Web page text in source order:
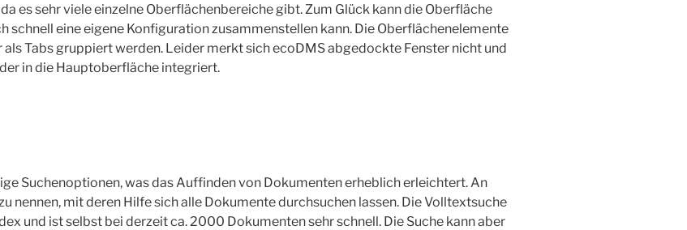
es sehr viele einzelne Oberflächenbereiche gibt. Zum Glück kann die Oberfläche
schnell eine eigene Konfiguration zusammenstellen kann. Die Oberflächenelemente
Tabs gruppiert werden. Leider merkt sich ecoDMS abgedockte Fenster nicht und
in die Hauptoberfläche integriert.
Suchenoptionen, was das Auffinden von Dokumenten erheblich erleichtert. An
nennen, mit deren Hilfe sich alle Dokumente durchsuchen lassen. Die Volltextsuche
und ist selbst bei derzeit ca. 2000 Dokumenten sehr schnell. Die Suche kann aber